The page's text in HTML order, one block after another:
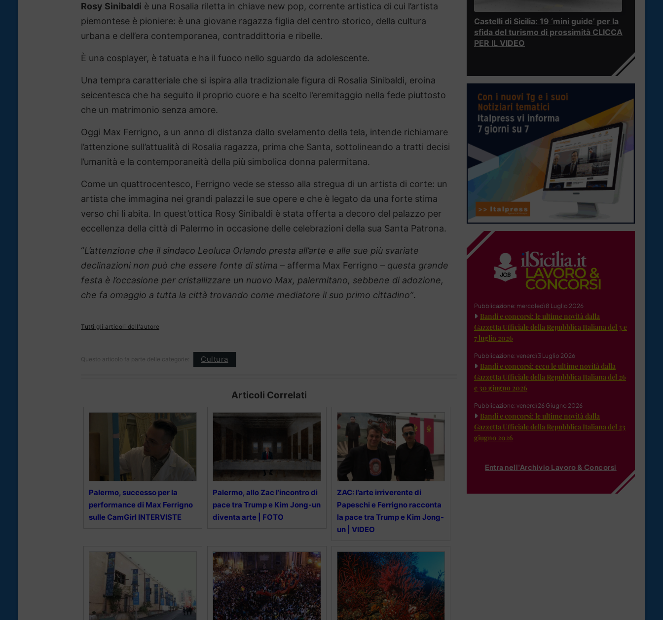
Rosy Sinibaldi è una Rosalia riletta in chiave new pop, corrente artistica di cui l’artista
piemontese è pioniere: è una giovane ragazza figlia del centro storico, della cultura
urbana e dell’era contemporanea, contraddittoria e ribelle.
È una cosplayer, è tatuata e ha il fuoco nello sguardo da adolescente.
Una tempra caratteriale che si ispira alla tradizionale figura di Rosalia Sinibaldi, eroina
seicentesca che ha seguito il proprio cuore e ha scelto l’eremitaggio nella fede piuttosto
che un matrimonio senza amore.
Oggi Max Ferrigno, a un anno di distanza dallo svelamento della tela, intende richiamare
l’attenzione sull’attualità di Rosalia ragazza, prima che Santa, sottolineando a tratti decisi
l’umanità e la contemporaneità della più simbolica donna palermitana.
Come un quattrocentesco, Ferrigno vede se stesso alla stregua di un artista di corte: un
artista che immagina nei grandi palazzi le sue opere e che è legato da una forte stima
verso chi li abita. In quest’ottica Rosy Sinibaldi è stata offerta a decoro del palazzo per
eccellenza della città di Palermo in occasione delle celebrazioni della sua Santa Patrona.
“L’attenzione che il sindaco Leoluca Orlando presta all’arte e alle sue più svariate
declinazioni non può che essere fonte di stima – afferma Max Ferrigno – questa grande
festa è l’occasione per cristallizzare un nuovo Max, palermitano, sebbene di adozione,
che fa omaggio a tutta la città trovando come mediatore il suo primo cittadino”.
Tutti gli articoli dell'autore
Questo articolo fa parte delle categorie: Cultura
Articoli Correlati
Palermo, successo per la
performance di Max Ferrigno
sulle CamGirl INTERVISTE
Palermo, allo Zac l’incontro di
pace tra Trump e Kim Jong-un
diventa arte | FOTO
ZAC: l’arte irriverente di
Papeschi e Ferrigno racconta
la pace tra Trump e Kim Jong-
un | VIDEO
Castelli di Sicilia: 19 ‘mini guide’ per la
sfida del turismo di prossimità CLICCA
PER IL VIDEO
Pubblicazione: mercoledì 8 Luglio 2026
Bandi e concorsi: le ultime novità dalla
Gazzetta Ufficiale della Repubblica Italiana del 3 e
7 luglio 2026
Pubblicazione: venerdì 3 Luglio 2026
Bandi e concorsi: ecco le ultime novità dalla
Gazzetta Ufficiale della Repubblica Italiana del 26
e 30 giugno 2026
Pubblicazione: venerdì 26 Giugno 2026
Bandi e concorsi: le ultime novità dalla
Gazzetta Ufficiale della Repubblica Italiana del 23
giugno 2026
Entra nell'Archivio Lavoro & Concorsi